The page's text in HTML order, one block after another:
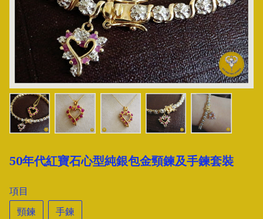
50年代紅寶石心型純銀包金頸鍊及手鍊套裝
項目
頸鍊
手鍊